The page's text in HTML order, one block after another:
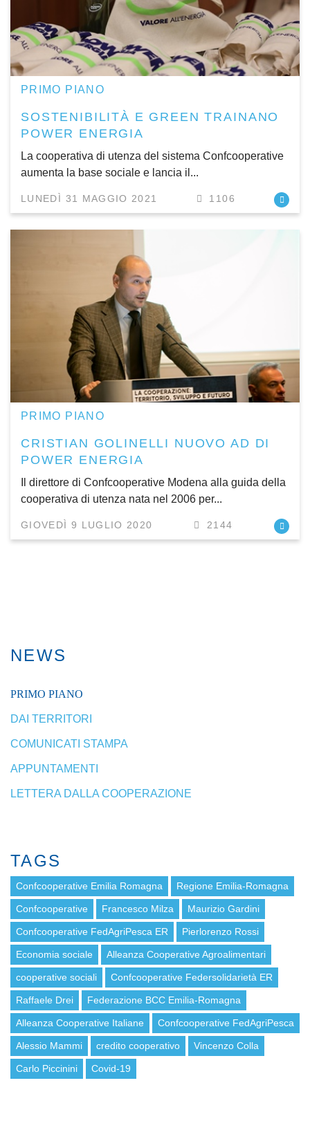
PRIMO PIANO
SOSTENIBILITÀ E GREEN TRAINANO
POWER ENERGIA
La cooperativa di utenza del sistema Confcooperative
aumenta la base sociale e lancia il...
LUNEDÌ 31 MAGGIO 2021 1106
PRIMO PIANO
CRISTIAN GOLINELLI NUOVO AD DI
POWER ENERGIA
Il direttore di Confcooperative Modena alla guida della
cooperativa di utenza nata nel 2006 per...
GIOVEDÌ 9 LUGLIO 2020 2144
NEWS
PRIMO PIANO
DAI TERRITORI
COMUNICATI STAMPA
APPUNTAMENTI
LETTERA DALLA COOPERAZIONE
TAGS
Confcooperative Emilia Romagna Regione Emilia-Romagna
Confcooperative Francesco Milza Maurizio Gardini
Confcooperative FedAgriPesca ER Pierlorenzo Rossi
Economia sociale Alleanza Cooperative Agroalimentari
cooperative sociali Confcooperative Federsolidarietà ER
Raffaele Drei Federazione BCC Emilia-Romagna
Alleanza Cooperative Italiane Confcooperative FedAgriPesca
Alessio Mammi credito cooperativo Vincenzo Colla
Carlo Piccinini Covid-19